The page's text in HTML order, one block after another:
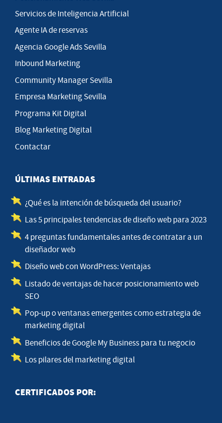
Servicios de Inteligencia Artificial
Agente IA de reservas
Agencia Google Ads Sevilla
Inbound Marketing
Community Manager Sevilla
Empresa Marketing Sevilla
Programa Kit Digital
Blog Marketing Digital
Contactar
ÚLTIMAS ENTRADAS
¿Qué es la intención de búsqueda del usuario?
Las 5 principales tendencias de diseño web para 2023
4 preguntas fundamentales antes de contratar a un
diseñador web
Diseño web con WordPress: Ventajas
Listado de ventajas de hacer posicionamiento web
SEO
Pop-up o ventanas emergentes como estrategia de
marketing digital
Beneficios de Google My Business para tu negocio
Los pilares del marketing digital
CERTIFICADOS POR: